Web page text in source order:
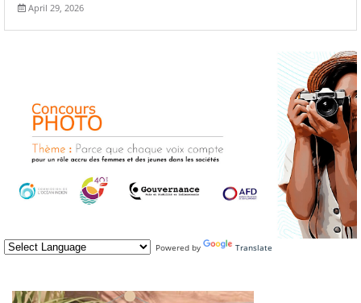
April 29, 2026
Powered by Translate